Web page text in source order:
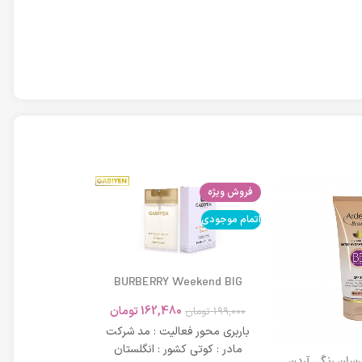
فروش ویژه
اتمام موجودی
BURBERRY Weekend BIG
199,000 تومان 162,480تومان
باربری محور فعالیت : مد شرکت
مادر : کوتی کشور : انگلستان